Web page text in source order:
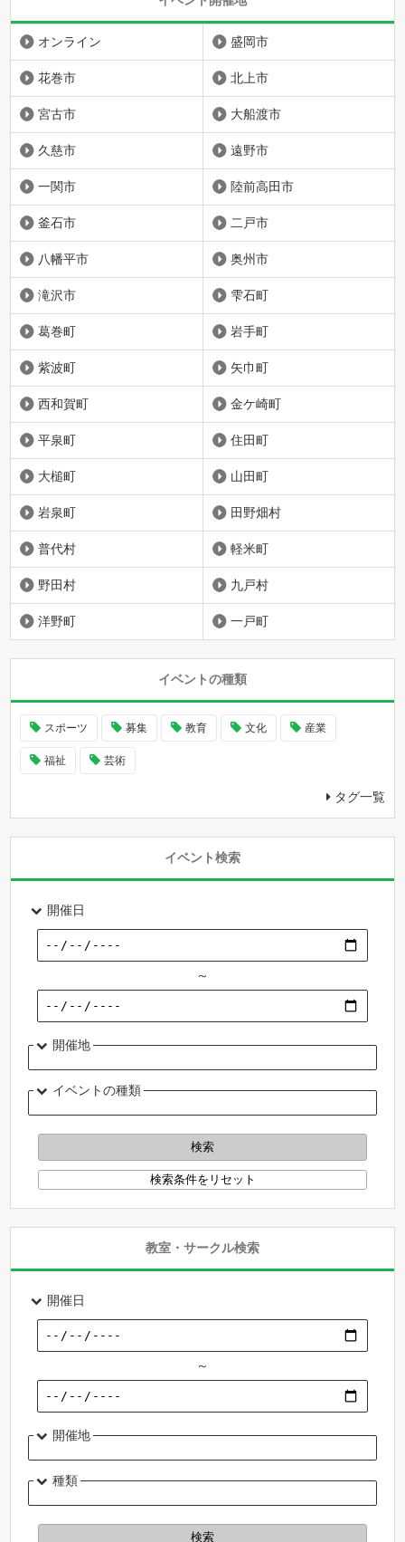
オンライン 盛岡市
花巻市 北上市
宮古市 大船渡市
久慈市 遠野市
一関市 陸前高田市
釜石市 二戸市
八幡平市 奥州市
滝沢市 雫石町
葛巻町 岩手町
紫波町 矢巾町
西和賀町 金ケ崎町
平泉町 住田町
大槌町 山田町
岩泉町 田野畑村
普代村 軽米町
野田村 九戸村
洋野町 一戸町
イベントの種類
スポーツ 募集 教育 文化 産業
福祉 芸術
タグ一覧
イベント検索
開催日
～
開催地
イベントの種類
教室・サークル検索
開催日
～
開催地
種類